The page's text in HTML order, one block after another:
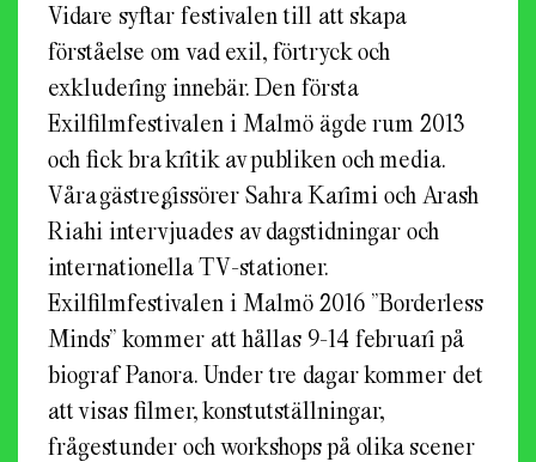
Vidare syftar festivalen till att skapa
förståelse om vad exil, förtryck och
exkludering innebär. Den första
Exilfilmfestivalen i Malmö ägde rum 2013
och fick bra kritik av publiken och media.
Våra gästregissörer Sahra Karimi och Arash
Riahi intervjuades av dagstidningar och
internationella TV-stationer.
Exilfilmfestivalen i Malmö 2016 ”Borderless
Minds” kommer att hållas 9-14 februari på
biograf Panora. Under tre dagar kommer det
att visas filmer, konstutställningar,
frågestunder och workshops på olika scener